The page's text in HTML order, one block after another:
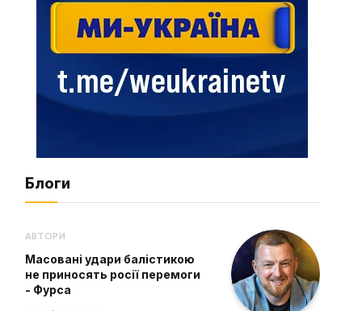
Блоги
АВТОРИ
Масовані удари балістикою
не приносять росії перемоги
- Фурса